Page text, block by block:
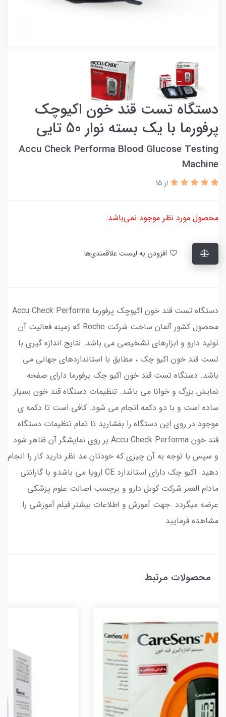
دستگاه تست قند خون اکیوچک
پرفورما با یک بسته نوار 50 تایی
Accu Check Performa Blood Glucose Testing
Machine
از 15
محصول مورد نظر موجود نمی‌باشد.
دستگاه تست قند خون اکیوچک پرفورما Accu Check Performa
محصول کشور آلمان ساخت شرکت Roche که زمینه فعالیت آن
تولید دارو و ابزارهای تشخیصی می باشد. نتایج اندازه گیری با
تست قند خون اکیو چک ، مطابق با استانداردهای جهانی می
باشد. دستگاه تست قند خون اکیو چک پرفورما دارای صفحه
نمایش بزرگ و خوانا می باشد. تنظیمات دستگاه قند خون بسیار
ساده است و با دو دکمه انجام می شود. کافی است تا دکمه ی
موجود در روی این دستگاه را بفشارید تا تمام تنظیمات دستگاه
قند خون Accu Check Performa بر روی نمایشگر آن ظاهر شود
و سپس با توجه به آن چیزی که خودتان مد نظر دارید کار را انجام
دهید. اکیو چک دارای استاندارد CE اروپا می باشدو با گارانتی
مادام العمر شرکت کوبل دارو و برچسب اصالت علوم پزشکی
عرضه میگردد .جهت آموزش و اطلاعات بیشتر فیلم آموزشی را
مشاهده فرمایید
محصولات مرتبط